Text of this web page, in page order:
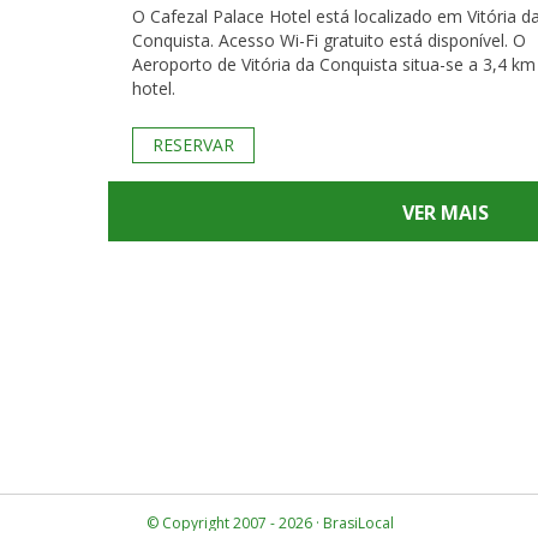
O Cafezal Palace Hotel está localizado em Vitória da
Conquista. Acesso Wi-Fi gratuito está disponível. O
Aeroporto de Vitória da Conquista situa-se a 3,4
hotel.
RESERVAR
VER MAIS
© Copyright 2007 - 2026 · BrasiLocal